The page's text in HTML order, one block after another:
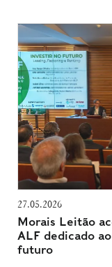
27.05.2026
Morais Leitão
ALF dedicado
futuro